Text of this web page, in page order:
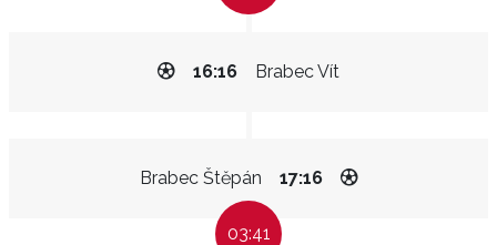
Brabec Vít
16:16
Brabec Štěpán 17:16
03:41